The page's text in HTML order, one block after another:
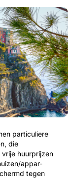
particu­liere
die
huurprijzen
appar-
tegen